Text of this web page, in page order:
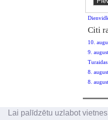
Lai palīdzētu uzlabot
Citi
10.
9.
8.
8.